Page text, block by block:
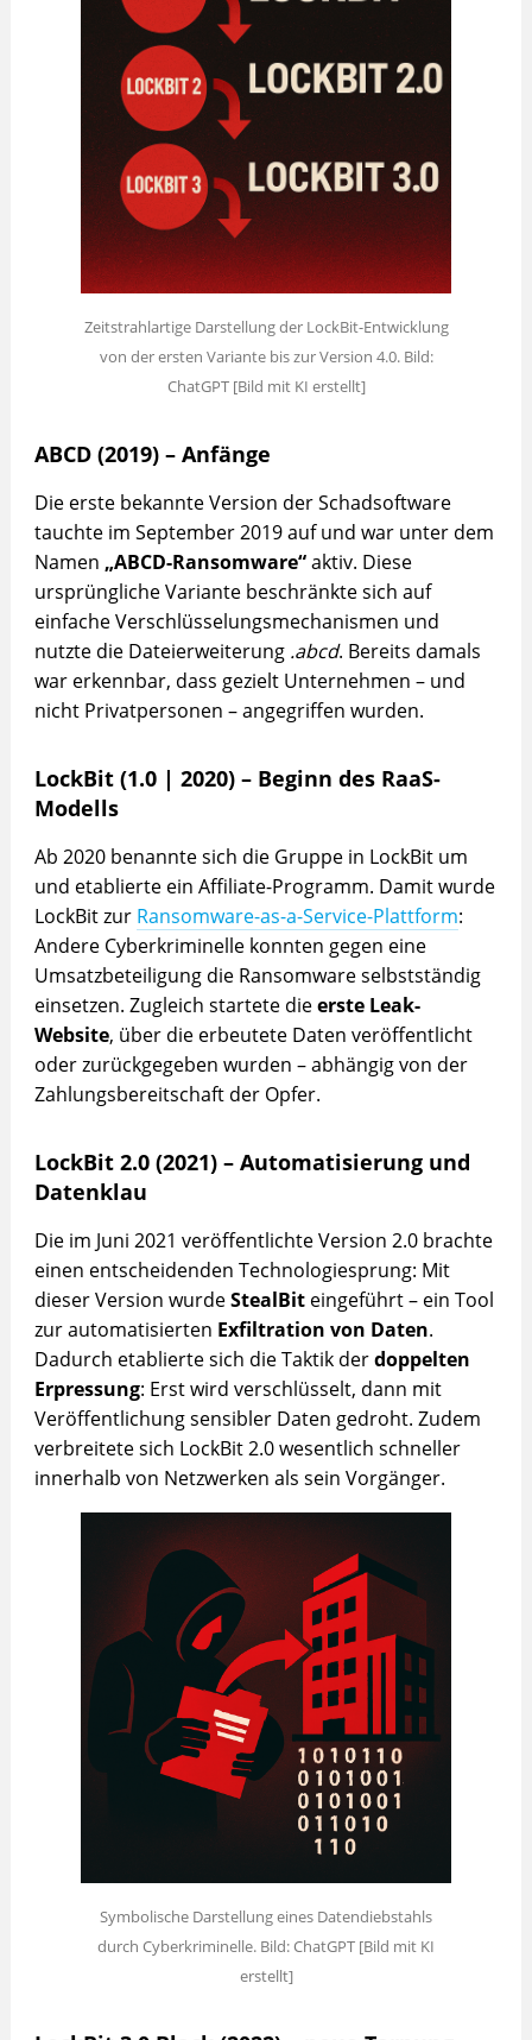
Zeitstrahlartige Darstellung der LockBit-Entwicklung
von der ersten Variante bis zur Version 4.0. Bild:
ChatGPT [Bild mit KI erstellt]
ABCD (2019) – Anfänge
Die erste bekannte Version der Schadsoftware
tauchte im September 2019 auf und war unter dem
Namen „ABCD-Ransomware“aktiv. Diese
ursprüngliche Variante beschränkte sich auf
einfache Verschlüsselungsmechanismen und
nutzte die Dateierweiterung .abcd. Bereits damals
war erkennbar, dass gezielt Unternehmen – und
nicht Privatpersonen – angegriffen wurden.
LockBit (1.0 | 2020) – Beginn des RaaS-
Modells
Ab 2020 benannte sich die Gruppe in LockBit um
und etablierte ein Affiliate-Programm. Damit wurde
LockBit zur Ransomware-as-a-Service-Plattform:
Andere Cyberkriminelle konnten gegen eine
Umsatzbeteiligung die Ransomware selbstständig
einsetzen. Zugleich startete dieerste Leak-
Website, über die erbeutete Daten veröffentlicht
oder zurückgegeben wurden – abhängig von der
Zahlungsbereitschaft der Opfer.
LockBit 2.0 (2021) – Automatisierung und
Datenklau
Die im Juni 2021 veröffentlichte Version 2.0 brachte
einen entscheidenden Technologiesprung: Mit
dieser Version wurdeStealBiteingeführt – ein Tool
zur automatisierten Exfiltration von Daten.
Dadurch etablierte sich die Taktik derdoppelten
Erpressung: Erst wird verschlüsselt, dann mit
Veröffentlichung sensibler Daten gedroht. Zudem
verbreitete sich LockBit 2.0 wesentlich schneller
innerhalb von Netzwerken als sein Vorgänger.
Symbolische Darstellung eines Datendiebstahls
durch Cyberkriminelle. Bild: ChatGPT [Bild mit KI
erstellt]